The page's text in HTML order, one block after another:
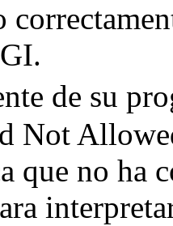
de su
Not
que no ha